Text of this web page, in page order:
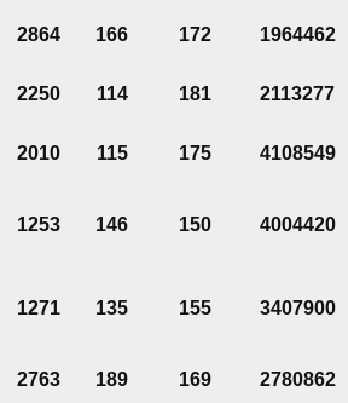
2864 166 172 1964462
2250 114 181 2113277
2010 115 175 4108549
1253 146 150 4004420
1271 135 155 3407900
2763 189 169 2780862